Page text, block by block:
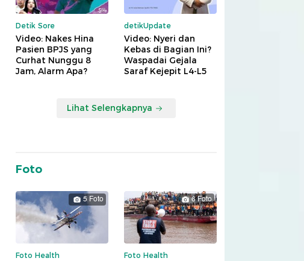
Detik Sore
Video: Nakes Hina
Pasien BPJS yang
Curhat Nunggu 8
Jam, Alarm Apa?
detikUpdate
Video: Nyeri dan
Kebas di Bagian Ini?
Waspadai Gejala
Saraf Kejepit L4-L5
Lihat Selengkapnya
Foto
5 Foto
Foto Health
6 Foto
Foto Health